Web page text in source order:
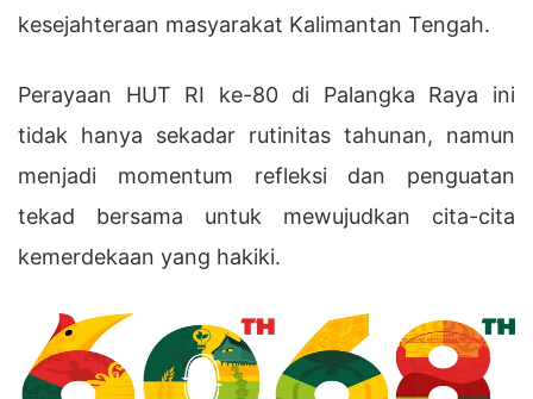
kesejahteraan masyarakat Kalimantan Tengah.
Perayaan HUT RI ke-80 di Palangka Raya ini
tidak hanya sekadar rutinitas tahunan, namun
menjadi momentum refleksi dan penguatan
tekad bersama untuk mewujudkan cita-cita
kemerdekaan yang hakiki.